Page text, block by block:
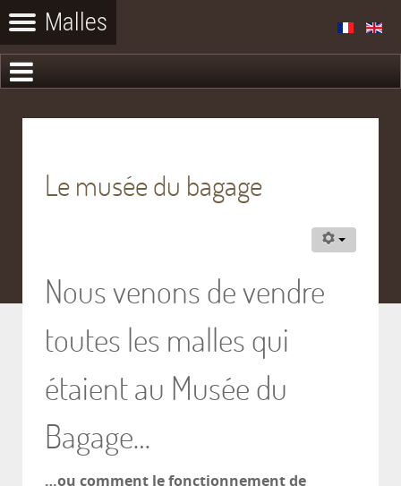
Le musée du bagage
Nous venons de vendre
toutes les malles qui
étaient au Musée du
Bagage…
…ou comment le fonctionnement de